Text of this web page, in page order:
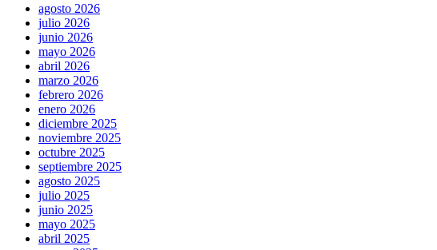
agosto 2026
julio 2026
junio 2026
mayo 2026
abril 2026
marzo 2026
febrero 2026
enero 2026
diciembre 2025
noviembre 2025
octubre 2025
septiembre 2025
agosto 2025
julio 2025
junio 2025
mayo 2025
abril 2025